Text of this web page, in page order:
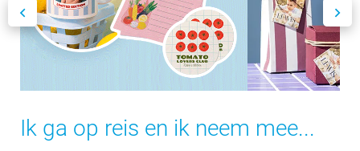
Ik ga op reis en ik neem mee...